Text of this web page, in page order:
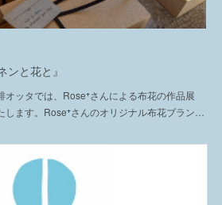
と花と』
オッタでは、Rose⁺さんによる布花の作品展
します。Rose⁺さんのオリジナル布花ブラン…